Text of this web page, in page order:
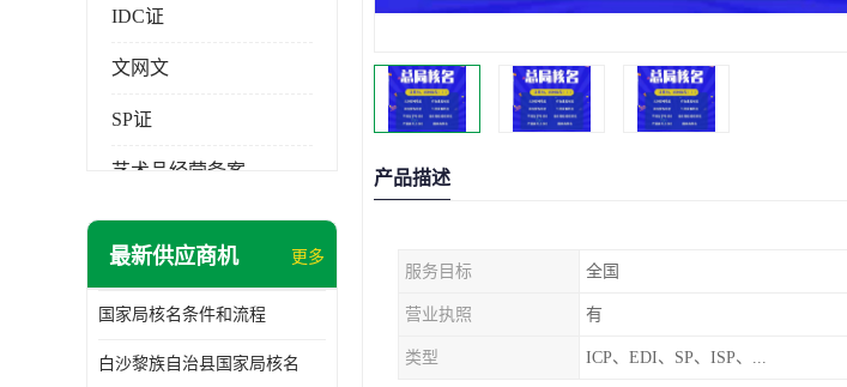
IDC证
文网文
SP证
艺术品经营备案
最新供应商机 更多
国家局核名条件和流程
白沙黎族自治县国家局核名
产品描述
服务目标 全国
营业执照 有
类型 ICP、EDI、SP、ISP、...